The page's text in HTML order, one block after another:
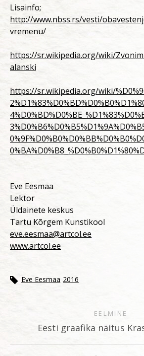
Lisainfo;
http://www.nbss.rs/vesti/
vremenu/
https://sr.wikipedia.org/wiki/
alanski
https://sr.wikipedia.org/wiki/
Eve Eesmaa
Lektor
Üldainete keskus
Tartu Kõrgem Kunstikool
eve.eesmaa@artcol.ee
www.artcol.ee
Eve Eesmaa 2016
EELMINE
Eesti graafika näitus